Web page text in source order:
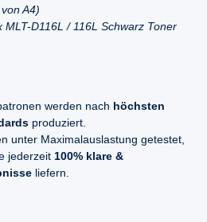
A4)
MLT-D116L / 116L Schwarz Toner
werden nach höchsten
produziert.
unter Maximalauslastung getestet,
jederzeit 100% klare &
liefern.